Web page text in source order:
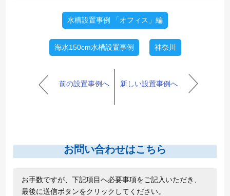
水槽設置事例 「オフィス」編
海水150cm水槽設置事例 神奈川
前の設置事例へ 新しい設置事例へ
お問い合わせはこちら
お手数ですが、下記項目へ必要事項をご記入いただき、
最後に送信ボタンをクリックしてください。